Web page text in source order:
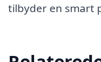
tilbyder en smart